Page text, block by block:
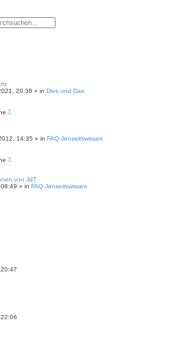
20:38 » in Dies und Das
14:35 » in FAQ-Jenseitswissen
von JdT
» in FAQ-Jenseitswissen